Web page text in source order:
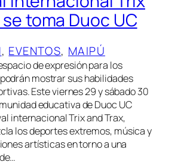
toma Duoc UC
, EVENTOS, MAIPÚ
de expresión para los
mostrar sus habilidades
Este viernes 29 y sábado 30
educativa de Duoc UC
internacional Trix and Trax,
los deportes extremos, música y
artísticas en torno a una